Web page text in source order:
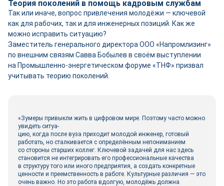
Теория поколений в помощь кадровым службам
Так или иначе, вопрос привлечения молодёжи — ключевой
как для рабочих, так и для инженерных позиций. Как же
можно исправить ситуацию?
Заместитель генерального директора ООО «Напромлизинг»
по внешним связям Савва Бобылев в своём выступлении
на Промышленно-­энергетическом форуме «ТНФ» призвал
учитывать теорию поколений.
«Зумеры привыкли жить в цифровом мире. Поэтому часто можно
увидеть ситуа-
цию, когда после вуза приходит молодой инженер, готовый
работать, но сталкивается с определённым непониманием
со стороны старших коллег. Ключевой задачей для нас здесь
становится не интегрировать его профессиональные качества
в структуру того или иного предприятия, а создать конкретные
ценности и преемственность в работе. Культурные различия — это
очень важно. Но это работа вдолгую, молодёжь должна